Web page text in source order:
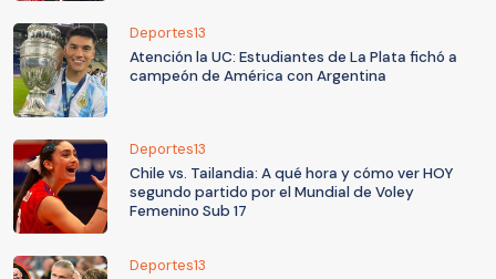
Deportes13
Atención la UC: Estudiantes de La Plata fichó a
campeón de América con Argentina
Deportes13
Chile vs. Tailandia: A qué hora y cómo ver HOY
segundo partido por el Mundial de Voley
Femenino Sub 17
Deportes13